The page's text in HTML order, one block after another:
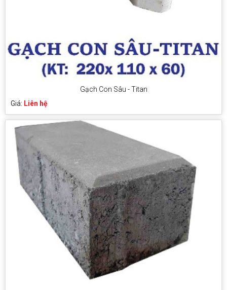
Gạch Con Sâu - Titan
Giá: Liên hệ